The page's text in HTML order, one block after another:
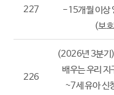
227
-15개월 이상
(보
226
(2026년 3분기
배우는 우리
~7세 유아 신